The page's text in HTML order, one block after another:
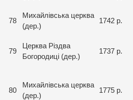
78
Михайлівська церква
(дер.)
1742 р.
79
Церква Різдва
Богородиці (дер.)
1737 р.
80
Михайлівська церква
(дер.)
1775 р.